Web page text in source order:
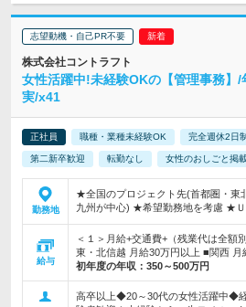
志望動機・自己PR不要
株式会社コントラフト
女性活躍中!未経験OKの【管理事務】
実/x41
正社員 職種・業種未経験OK 完全週休2日制
第二新卒歓迎 転勤なし 女性のおしごと掲
勤務地
★全国のプロジェクト先(首都圏・東
九州が中心) ★希望勤務地を考慮 ★
給与
＜１＞月給+交通費+（残業代は全額
東・北信越 月給30万円以上 ■関西 月
初年度の年収： 350～500万円
高卒以上◆20～30代の女性活躍中◆